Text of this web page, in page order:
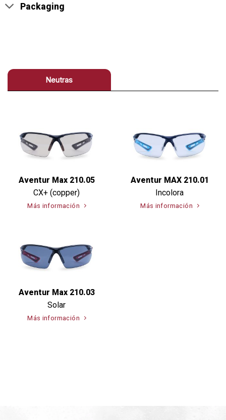
Packaging
Neutras
Aventur Max 210.05
CX+ (copper)
Más información
Aventur MAX 210.01
Incolora
Más información
Aventur Max 210.03
Solar
Más información